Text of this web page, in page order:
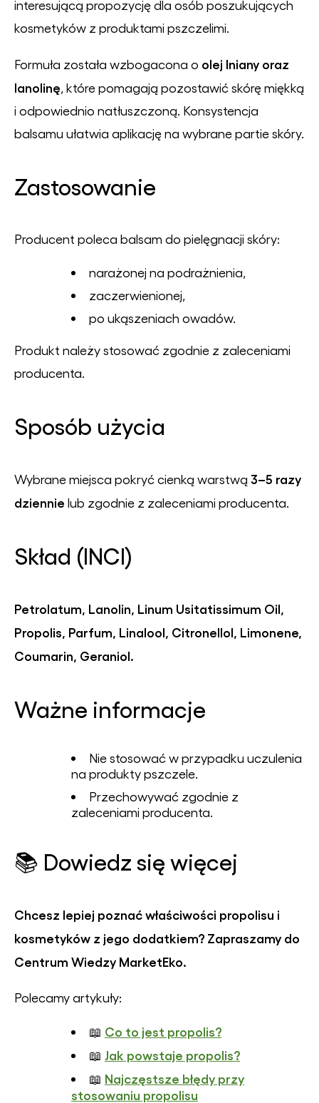
interesującą propozycję dla osób poszukujących
kosmetyków z produktami pszczelimi.
Formuła została wzbogacona o olej lniany oraz
lanolinę , które pomagają pozostawić skórę miękką
i odpowiednio natłuszczoną. Konsystencja
balsamu ułatwia aplikację na wybrane partie skóry.
Zastosowanie
Producent poleca balsam do pielęgnacji skóry:
narażonej na podrażnienia,
zaczerwienionej,
po ukąszeniach owadów.
Produkt należy stosować zgodnie z zaleceniami
producenta.
Sposób użycia
Wybrane miejsca pokryć cienką warstwą 3–5 razy
dziennie lub zgodnie z zaleceniami producenta.
Skład (INCI)
Petrolatum, Lanolin, Linum Usitatissimum Oil,
Propolis, Parfum, Linalool, Citronellol, Limonene,
Coumarin, Geraniol.
Ważne informacje
Nie stosować w przypadku uczulenia
na produkty pszczele.
Przechowywać zgodnie z
zaleceniami producenta.
📚 Dowiedz się więcej
Chcesz lepiej poznać właściwości propolisu i
kosmetyków z jego dodatkiem? Zapraszamy do
Centrum Wiedzy MarketEko.
Polecamy artykuły:
📖 Co to jest propolis?
📖 Jak powstaje propolis?
📖 Najczęstsze błędy przy
stosowaniu propolisu